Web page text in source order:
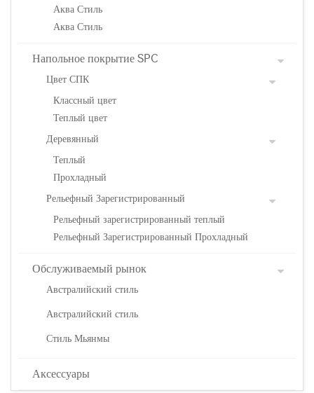
Аква Стиль
Аква Стиль
Напольное покрытие SPC
Цвет СПК
Классный цвет
Теплый цвет
Деревянный
Теплый
Прохладный
Рельефный Зарегистрированный
Рельефный зарегистрированный теплый
Рельефный Зарегистрированный Прохладный
Обслуживаемый рынок
Австралийский стиль
Австралийский стиль
Стиль Мьянмы
Аксессуары